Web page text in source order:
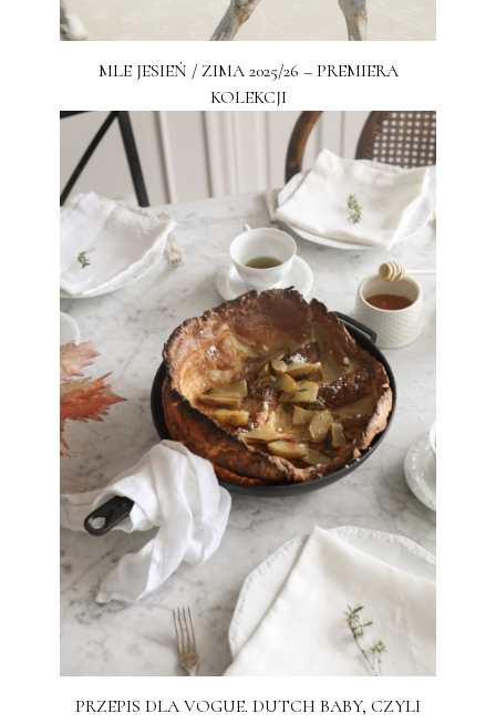
MLE JESIEŃ / ZIMA 2025/26 – PREMIERA
KOLEKCJI
PRZEPIS DLA VOGUE. DUTCH BABY, CZYLI